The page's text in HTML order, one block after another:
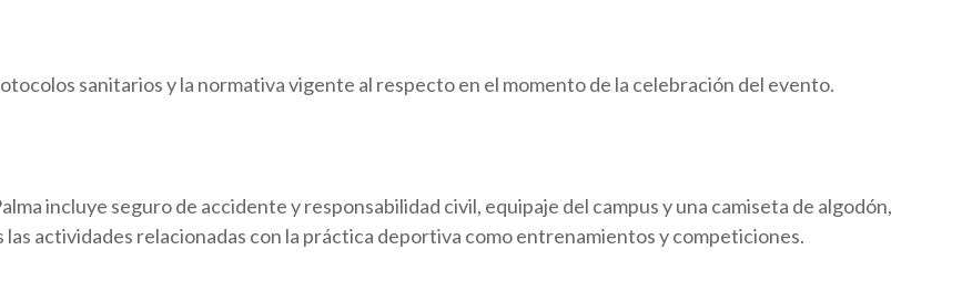
sanitarios y la normativa vigente al respecto en el momento de la celebración del evento.
incluye seguro de accidente y responsabilidad civil, equipaje del campus y una camiseta de algodón,
las actividades relacionadas con la práctica deportiva como entrenamientos y competiciones.